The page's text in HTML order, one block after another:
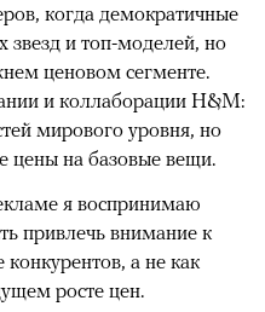
когда демократичные
и топ-моделей, но
ценовом сегменте.
и коллаборации H&M:
мирового уровня, но
цены на базовые вещи.
я воспринимаю
привлечь внимание к
а не как
росте цен.